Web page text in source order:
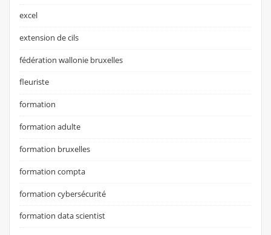
excel
extension de cils
fédération wallonie bruxelles
fleuriste
formation
formation adulte
formation bruxelles
formation compta
formation cybersécurité
formation data scientist